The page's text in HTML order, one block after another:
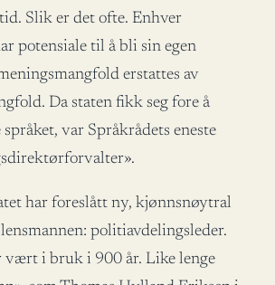
Slik er det ofte. Enhver
potensiale til å bli sin egen
erstattes av
Da staten fikk seg fore å
var Språkrådets eneste
har foreslått ny, kjønnsnøytral
politiavdelingsleder.
vært i bruk i 900 år. Like lenge